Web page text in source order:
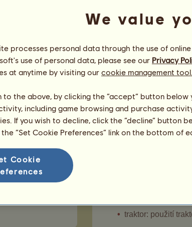
Aby měli koně ve
je do libovolných boxů:
napáječka:
než koně, kteří ji v
sprcha: při
koně, kteří sprchu
Do každého boxu
Pokud budete v
2.3.3 - Vylepšení luk
Chcete-li ve svém
traktor: použití
We value
processes personal data through the use of
use of personal data, please see our Privacy
at anytime by visiting our cookie management tool.
to the above, by clicking the “accept” button
including game browsing and purchase
If you wish to decline, click the “decline” button
“Set Cookie Preferences” link on the bottom of
Cookie